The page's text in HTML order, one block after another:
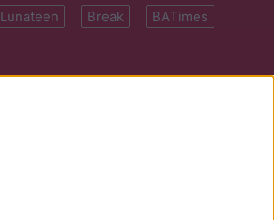
Lunateen Break BATimes